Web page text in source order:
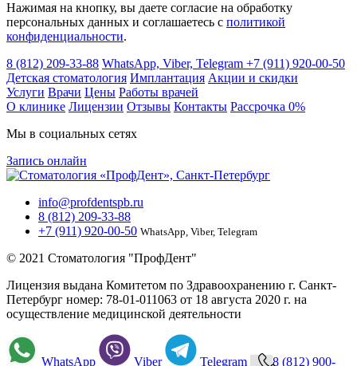
Нажимая на кнопку, вы даете согласие на обработку
персональных данных и соглашаетесь c политикой
конфиденциальности.
8 (812) 209-33-88 WhatsApp, Viber, Telegram +7 (911) 920-00-50
Детская стоматология Имплантация Акции и скидки
Услуги Врачи Цены Работы врачей
О клинике Лицензии Отзывы Контакты Расcрочка 0%
Мы в социальных сетях
Запись онлайн
info@profdentspb.ru
8 (812) 209-33-88
+7 (911) 920-00-50 WhatsApp, Viber, Telegram
© 2021 Стоматология "ПрофДент"
Лицензия выдана Комитетом по Здравоохранению г. Санкт-
Петербург номер: 78-01-011063 от 18 августа 2020 г. на
осуществление медицинской деятельности
WhatsApp Viber Telegram 8 (812) 900-